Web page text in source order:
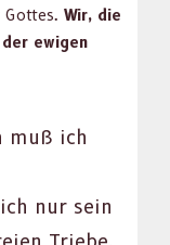
Wir, die
ewigen
muß ich
nur sein